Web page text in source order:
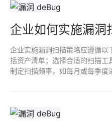
企业如何实施漏洞
企业实施漏洞扫描策略应遵循以
括资产清单；选择合适的扫描工
制定扫描频率，如每月或每季度